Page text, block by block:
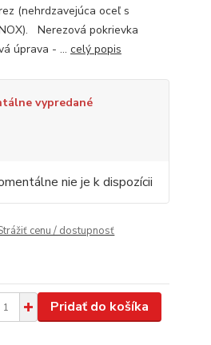
(nehrdzavejúca oceľ s
Nerezová pokrievka
úprava - ... celý popis
vypredané
nie je k dispozícii
cenu / dostupnosť
Pridať do košíka